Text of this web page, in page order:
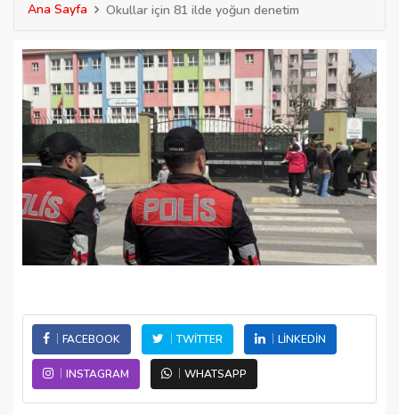
Ana Sayfa Okullar için 81 ilde yoğun denetim
FACEBOOK TWITTER LINKEDIN
INSTAGRAM WHATSAPP